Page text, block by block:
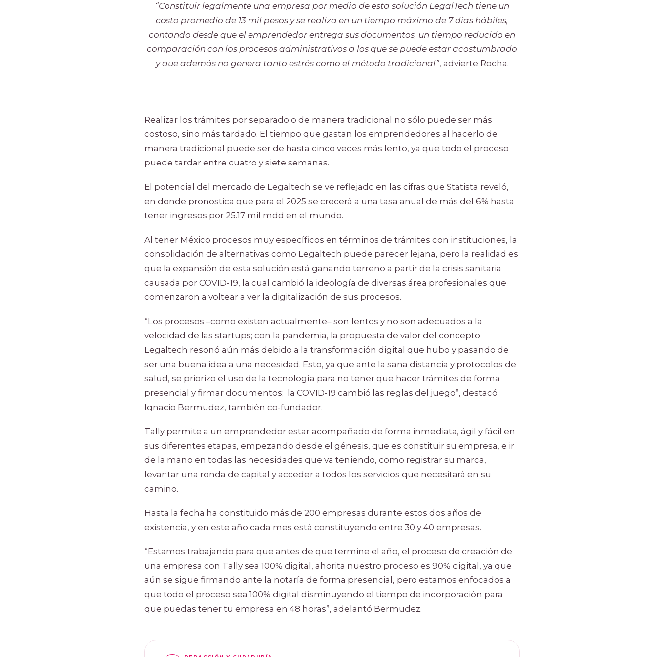
“Constituir legalmente una empresa por medio de esta solución LegalTech tiene un
costo promedio de 13 mil pesos y se realiza en un tiempo máximo de 7 días hábiles,
contando desde que el emprendedor entrega sus documentos, un tiempo reducido en
comparación con los procesos administrativos a los que se puede estar acostumbrado
y que además no genera tanto estrés como el método tradicional”, advierte Rocha.
Realizar los trámites por separado o de manera tradicional no sólo puede ser más
costoso, sino más tardado. El tiempo que gastan los emprendedores al hacerlo de
manera tradicional puede ser de hasta cinco veces más lento, ya que todo el proceso
puede tardar entre cuatro y siete semanas.
El potencial del mercado de Legaltech se ve reflejado en las cifras que Statista reveló,
en donde pronostica que para el 2025 se crecerá a una tasa anual de más del 6% hasta
tener ingresos por 25.17 mil mdd en el mundo.
Al tener México procesos muy específicos en términos de trámites con instituciones, la
consolidación de alternativas como Legaltech puede parecer lejana, pero la realidad es
que la expansión de esta solución está ganando terreno a partir de la crisis sanitaria
causada por COVID-19, la cual cambió la ideología de diversas área profesionales que
comenzaron a voltear a ver la digitalización de sus procesos.
“Los procesos –como existen actualmente– son lentos y no son adecuados a la
velocidad de las startups; con la pandemia, la propuesta de valor del concepto
Legaltech resonó aún más debido a la transformación digital que hubo y pasando de
ser una buena idea a una necesidad. Esto, ya que ante la sana distancia y protocolos de
salud, se priorizo el uso de la tecnología para no tener que hacer trámites de forma
presencial y firmar documentos; la COVID-19 cambió las reglas del juego”, destacó
Ignacio Bermudez, también co-fundador.
Tally permite a un emprendedor estar acompañado de forma inmediata, ágil y fácil en
sus diferentes etapas, empezando desde el génesis, que es constituir su empresa, e ir
de la mano en todas las necesidades que va teniendo, como registrar su marca,
levantar una ronda de capital y acceder a todos los servicios que necesitará en su
camino.
Hasta la fecha ha constituido más de 200 empresas durante estos dos años de
existencia, y en este año cada mes está constituyendo entre 30 y 40 empresas.
“Estamos trabajando para que antes de que termine el año, el proceso de creación de
una empresa con Tally sea 100% digital, ahorita nuestro proceso es 90% digital, ya que
aún se sigue firmando ante la notaría de forma presencial, pero estamos enfocados a
que todo el proceso sea 100% digital disminuyendo el tiempo de incorporación para
que puedas tener tu empresa en 48 horas”, adelantó Bermudez.